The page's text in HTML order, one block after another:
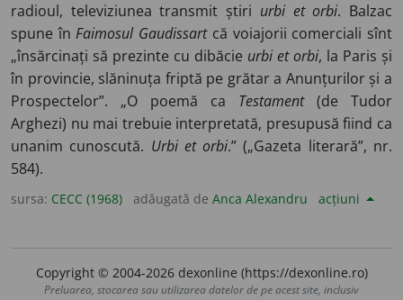
radioul, televiziunea transmit știri urbi et orbi. Balzac
spune înFaimosul Gaudissartcă voiajorii comerciali sînt
„însărcinați să prezinte cu dibăcie urbi et orbi, la Paris și
în provincie, slăninuța friptă pe grătar a Anunțurilor și a
Prospectelor”. „O poemă ca Testament(de Tudor
Arghezi) nu mai trebuie interpretată, presupusă fiind ca
unanim cunoscută. Urbi et orbi.” („Gazeta literară”, nr.
584).
sursa: CECC (1968) adăugată de Anca Alexandru acțiuni
Copyright © 2004-2026 dexonline (https://dexonline.ro)
Preluarea, stocarea sau utilizarea datelor de pe acest site, inclusiv